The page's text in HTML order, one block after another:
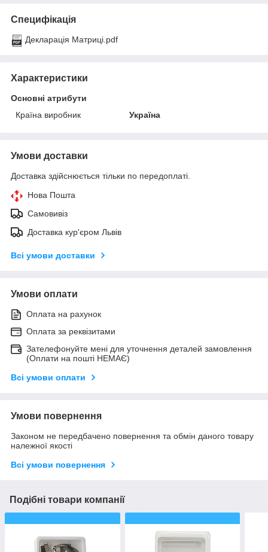
Специфікація
Декларація Матриці.pdf
Характеристики
Основні атрибути
Країна виробник
Україна
Умови доставки
Доставка здійснюється тільки по передоплаті.
Нова Пошта
Самовивіз
Доставка кур'єром Львів
Всі умови доставки
Умови оплати
Оплата на рахунок
Оплата за реквізитами
Зателефонуйте мені для уточнення деталей замовлення
(Оплати на пошті НЕМАЄ)
Всі умови оплати
Умови повернення
Законом не передбачено повернення та обмін даного товару
належної якості
Всі умови повернення
Подібні товари компанії